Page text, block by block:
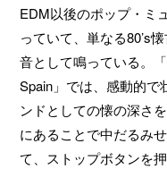
EDM以後のポップ・ミ
っていて、単なる80’s
音として鳴っている。
Spain」では、感動的
ンドとしての懐の深さ
にあることで中だるみ
て、ストップボタンを